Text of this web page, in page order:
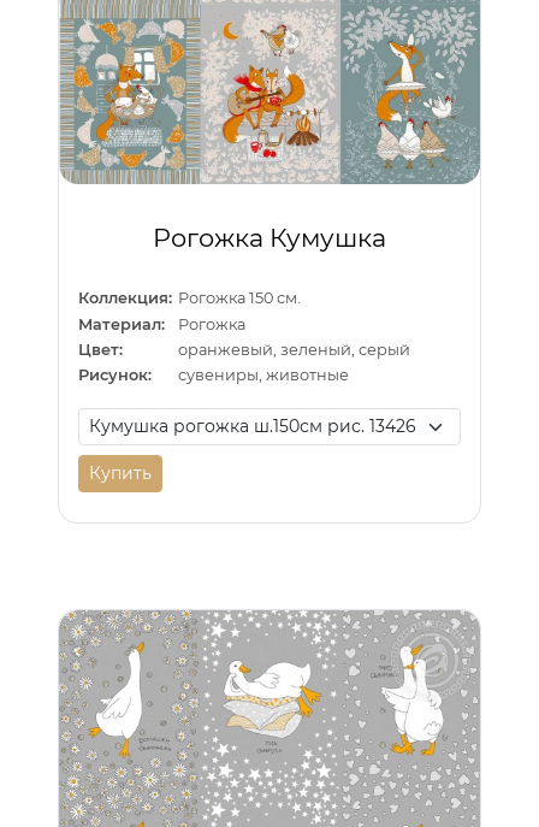
Рогожка Кумушка
Коллекция: Рогожка 150 см.
Материал:
Рогожка
Цвет:
оранжевый, зеленый, серый
Рисунок:
сувениры, животные
Купить